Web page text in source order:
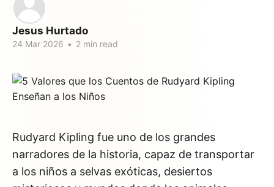
Jesus Hurtado
24 Mar 2026 • 2 min read
Rudyard Kipling fue uno de los grandes
narradores de la historia, capaz de transportar
a los niños a selvas exóticas, desiertos